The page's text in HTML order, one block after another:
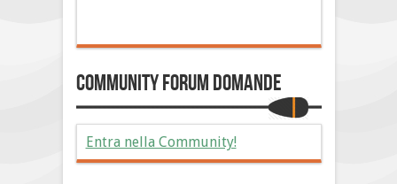
Community Forum Domande
Entra nella Community!